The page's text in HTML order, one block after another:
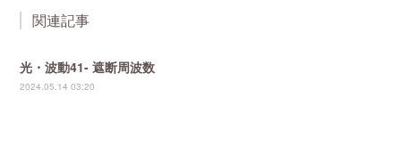
関連記事
光・波動41- 遮断周波数
2024.05.14 03:20